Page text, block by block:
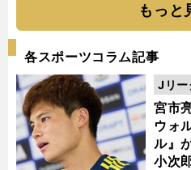
もっと
各スポーツコラム記事
宮市
ウォ
ル』
小次
Jリー